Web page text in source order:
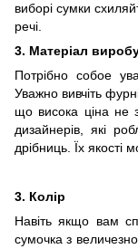
виборі сумки
речі.
3. Матеріал
Потрібно собое
Уважно вивчіть
що висока ціна не
дизайнерів, які
дрібниць. Їх якості
3. Колір
Навіть якщо вам
сумочка з